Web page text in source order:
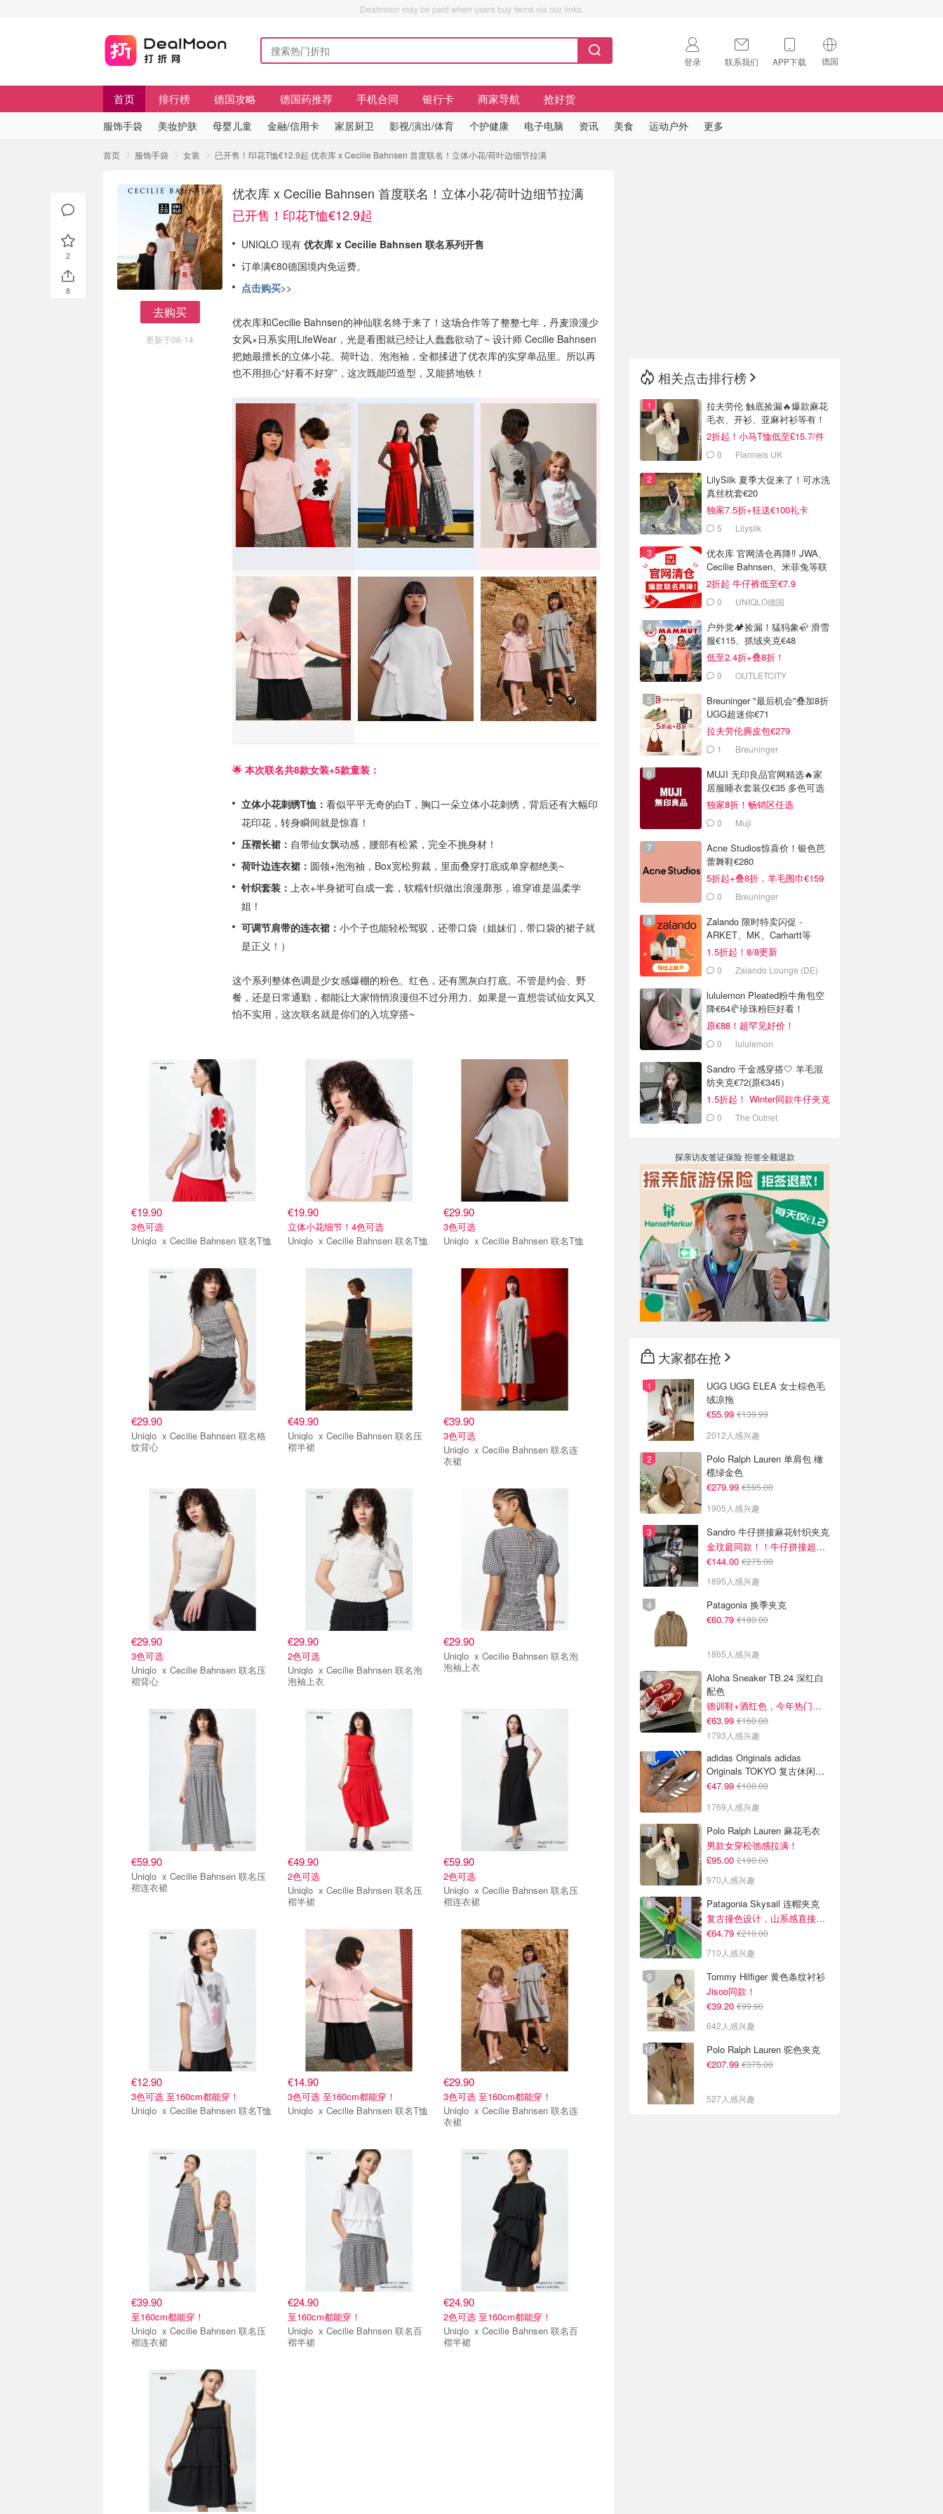
Dealmoon may be paid when users buy items via our links.
登录 联系我们 APP下载 德国
🇺🇸
首页 排行榜 德国攻略 德国药推荐 手机合同 银行卡 商家导航 抢好货
服饰手袋 美妆护肤 母婴儿童 金融/信用卡 家居厨卫 影视/演出/体育 个护健康 电子电脑 资讯 美食 运动户外 更多
首页 服饰手袋 女装 已开售！印花T恤€12.9起 优衣库 x Cecilie Bahnsen 首度联名！立体小花/荷叶边细节拉满
去购买
更新于06-14
优衣库 x Cecilie Bahnsen 首度联名！立体小花/荷叶边细节拉满
已开售！印花T恤€12.9起
UNIQLO 现有 优衣库 x Cecilie Bahnsen 联名系列开售
订单满€80德国境内免运费。
点击购买>>
优衣库和Cecilie Bahnsen的神仙联名终于来了！这场合作等了整整七年，丹麦浪漫少
女风×日系实用LifeWear，光是看图就已经让人蠢蠢欲动了~ 设计师 Cecilie Bahnsen
把她最擅长的立体小花、荷叶边、泡泡袖，全都揉进了优衣库的实穿单品里。所以再
也不用担心“好看不好穿”，这次既能凹造型，又能挤地铁！
🌟 本次联名共8款女装+5款童装：
立体小花刺绣T恤： 看似平平无奇的白T，胸口一朵立体小花刺绣，背后还有大幅印
花印花，转身瞬间就是惊喜！
压褶长裙： 自带仙女飘动感，腰部有松紧，完全不挑身材！
荷叶边连衣裙： 圆领+泡泡袖，Box宽松剪裁，里面叠穿打底或单穿都绝美~
针织套装： 上衣+半身裙可自成一套，软糯针织做出浪漫廓形，谁穿谁是温柔学
姐！
可调节肩带的连衣裙： 小个子也能轻松驾驭，还带口袋（姐妹们，带口袋的裙子就
是正义！）
这个系列整体色调是少女感爆棚的粉色、红色，还有黑灰白打底。不管是约会、野
餐，还是日常通勤，都能让大家悄悄浪漫但不过分用力。如果是一直想尝试仙女风又
怕不实用，这次联名就是你们的入坑穿搭~
€19.90
3色可选
Uniqlo x Cecilie Bahnsen 联名T恤
€19.90
立体小花细节！4色可选
Uniqlo x Cecilie Bahnsen 联名T恤
€29.90
3色可选
Uniqlo x Cecilie Bahnsen 联名T恤
€29.90
Uniqlo x Cecilie Bahnsen 联名格
纹背心
€49.90
Uniqlo x Cecilie Bahnsen 联名压
褶半裙
€39.90
3色可选
Uniqlo x Cecilie Bahnsen 联名连
衣裙
€29.90
3色可选
Uniqlo x Cecilie Bahnsen 联名压
褶背心
€29.90
2色可选
Uniqlo x Cecilie Bahnsen 联名泡
泡袖上衣
€29.90
Uniqlo x Cecilie Bahnsen 联名泡
泡袖上衣
€59.90
Uniqlo x Cecilie Bahnsen 联名压
褶连衣裙
€49.90
2色可选
Uniqlo x Cecilie Bahnsen 联名压
褶半裙
€59.90
2色可选
Uniqlo x Cecilie Bahnsen 联名压
褶连衣裙
€12.90
3色可选 至160cm都能穿！
Uniqlo x Cecilie Bahnsen 联名T恤
€14.90
3色可选 至160cm都能穿！
Uniqlo x Cecilie Bahnsen 联名T恤
€29.90
3色可选 至160cm都能穿！
Uniqlo x Cecilie Bahnsen 联名连
衣裙
€39.90
至160cm都能穿！
Uniqlo x Cecilie Bahnsen 联名压
褶连衣裙
€24.90
至160cm都能穿！
Uniqlo x Cecilie Bahnsen 联名百
褶半裙
€24.90
2色可选 至160cm都能穿！
Uniqlo x Cecilie Bahnsen 联名百
褶半裙
2
8
相关点击排行榜
拉夫劳伦 触底捡漏🔥爆款麻花
毛衣、开衫、亚麻衬衫等有！
2折起！小马T恤低至£15.7/件
0 Flannels UK
LilySilk 夏季大促来了！可水洗
真丝枕套€20
独家7.5折+狂送€100礼卡
5 Lilysilk
优衣库 官网清仓再降‼️ JWA、
Cecilie Bahnsen、米菲兔等联
名
2折起 牛仔裤低至€7.9
0 UNIQLO德国
户外党🏕️捡漏！猛犸象🦣 滑雪
服€115、抓绒夹克€48
低至2.4折+叠8折！
0
OUTLETCITY
Breuninger "最后机会"叠加8折
UGG超迷你€71
拉夫劳伦麂皮包€279
1 Breuninger
MUJI 无印良品官网精选🔥家
居服睡衣套装仅€35 多色可选
独家8折！畅销区任选
0 Muji
Acne Studios惊喜价！银色芭
蕾舞鞋€280
5折起+叠8折，羊毛围巾€159
0 Breuninger
Zalando 限时特卖闪促 -
ARKET、MK、Carhartt等
1.5折起！8/8更新
0 Zalando Lounge (DE)
lululemon Pleated粉牛角包空
降€64🥐珍珠粉巨好看！
原€88！超罕见好价！
0 lululemon
Sandro 千金感穿搭🤍 羊毛混
纺夹克€72(原€345）
1.5折起！ Winter同款牛仔夹克
€1440 The Outnet
探亲访友签证保险 拒签全额退款
大家都在抢
UGG UGG ELEA 女士棕色毛
绒凉拖
€55.99 €139.99
2012人感兴趣
Polo Ralph Lauren 单肩包 橄
榄绿金色
€279.99 €595.00
1905人感兴趣
Sandro 牛仔拼接麻花针织夹克
金玟庭同款！！牛仔拼接超有层次感
€144.00 €275.00
1895人感兴趣
Patagonia 换季夹克
€60.79 €190.00
1865人感兴趣
Aloha Sneaker TB.24 深红白
配色
德训鞋+酒红色，今年热门组合！
€63.99 €160.00
1793人感兴趣
adidas Originals adidas
Originals TOKYO 复古休闲鞋
深棕色
€47.99 €100.00
1769人感兴趣
Polo Ralph Lauren 麻花毛衣
男款女穿松弛感拉满！
£95.00 £190.00
970人感兴趣
Patagonia Skysail 连帽夹克
复古撞色设计，山系感直接拉满
€64.79 €210.00
710人感兴趣
Tommy Hilfiger 黄色条纹衬衫
Jisoo同款！
€39.20 €99.90
642人感兴趣
Polo Ralph Lauren 驼色夹克
€207.99 €375.00
527人感兴趣